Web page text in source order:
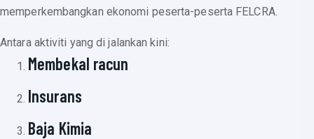
memperkembangkan ekonomi peserta-peserta FELCRA.
Antara aktiviti yang di jalankan kini:
Membekal racun
Insurans
Baja Kimia